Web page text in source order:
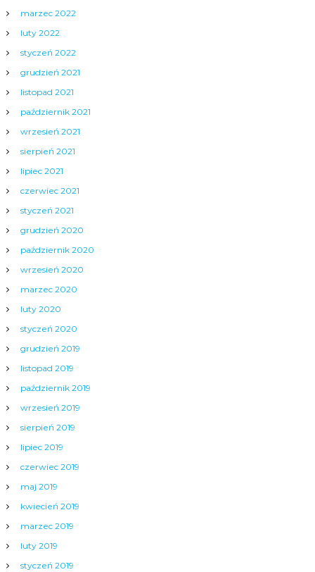
marzec 2022
luty 2022
styczeń 2022
grudzień 2021
listopad 2021
październik 2021
wrzesień 2021
sierpień 2021
lipiec 2021
czerwiec 2021
styczeń 2021
grudzień 2020
październik 2020
wrzesień 2020
marzec 2020
luty 2020
styczeń 2020
grudzień 2019
listopad 2019
październik 2019
wrzesień 2019
sierpień 2019
lipiec 2019
czerwiec 2019
maj 2019
kwiecień 2019
marzec 2019
luty 2019
styczeń 2019